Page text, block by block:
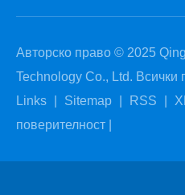
Авторско право © 2025
Technology Co., Ltd. Всички
Links
Sitemap RSS
поверителност